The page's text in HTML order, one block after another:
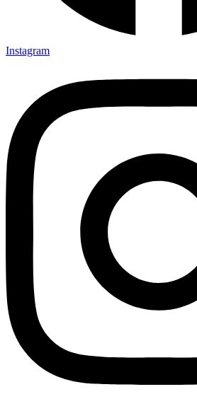
Instagram